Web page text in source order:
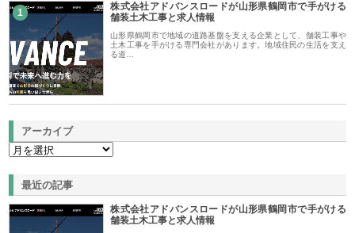
1
株式会社アドバンスロードが山形県鶴岡市で手がける
舗装土木工事と求人情報
山形県鶴岡市で地域の道路基盤を支える企業として、舗装工事や
土木工事を手がける専門会社があります。地域住民の生活を支え
る道…
アーカイブ
最近の記事
株式会社アドバンスロードが山形県鶴岡市で手がける
舗装土木工事と求人情報